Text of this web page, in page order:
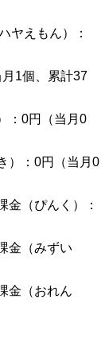
ヤえもん）：
1個、累計37
：0円（当月0
）：0円（当月0
（ぴんく）：
金（みずい
金（おれん